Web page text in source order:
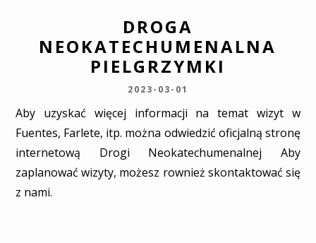
DROGA
NEOKATECHUMENALNA
PIELGRZYMKI
2023-03-01
Aby uzyskać więcej informacji na temat wizyt w
Fuentes, Farlete, itp. można odwiedzić oficjalną stronę
internetową Drogi Neokatechumenalnej Aby
zaplanować wizyty, możesz rownież skontaktować się
z nami.